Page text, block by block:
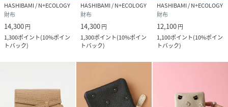
HASHIBAMI / N+ECOLOGY
財布
14,300円
1,300ポイント(10%ポイン
トバック)
HASHIBAMI / N+ECOLOGY
財布
14,300円
1,300ポイント(10%ポイン
トバック)
HASHIBAMI / N+ECOLOGY
財布
12,100円
1,100ポイント(10%ポイン
トバック)